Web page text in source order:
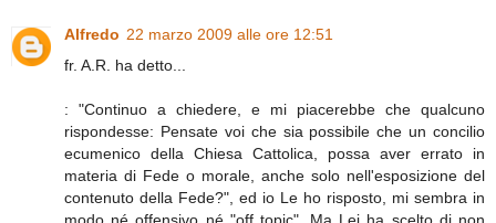
Alfredo 22 marzo 2009 alle ore 12:51
fr. A.R. ha detto...
: "Continuo a chiedere, e mi piacerebbe che qualcuno
rispondesse: Pensate voi che sia possibile che un concilio
ecumenico della Chiesa Cattolica, possa aver errato in
materia di Fede o morale, anche solo nell'esposizione del
contenuto della Fede?", ed io Le ho risposto, mi sembra in
modo né offensivo né "off topic". Ma Lei ha scelto di non